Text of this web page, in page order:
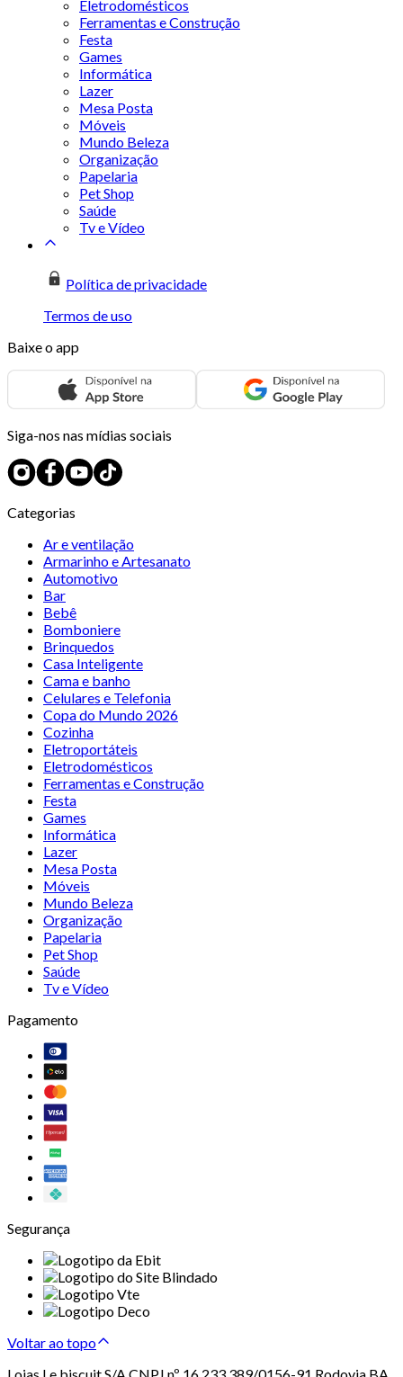
Eletrodomésticos
Ferramentas e Construção
Festa
Games
Informática
Lazer
Mesa Posta
Móveis
Mundo Beleza
Organização
Papelaria
Pet Shop
Saúde
Tv e Vídeo
Política de privacidade
Termos de uso
Baixe o app
Siga-nos nas mídias sociais
Categorias
Ar e ventilação
Armarinho e Artesanato
Automotivo
Bar
Bebê
Bomboniere
Brinquedos
Casa Inteligente
Cama e banho
Celulares e Telefonia
Copa do Mundo 2026
Cozinha
Eletroportáteis
Eletrodomésticos
Ferramentas e Construção
Festa
Games
Informática
Lazer
Mesa Posta
Móveis
Mundo Beleza
Organização
Papelaria
Pet Shop
Saúde
Tv e Vídeo
Pagamento
Segurança
Voltar ao topo